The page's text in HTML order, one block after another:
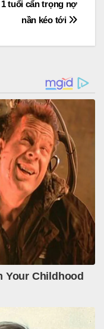
tuổi cẩn trọng nợ
nần kéo tới